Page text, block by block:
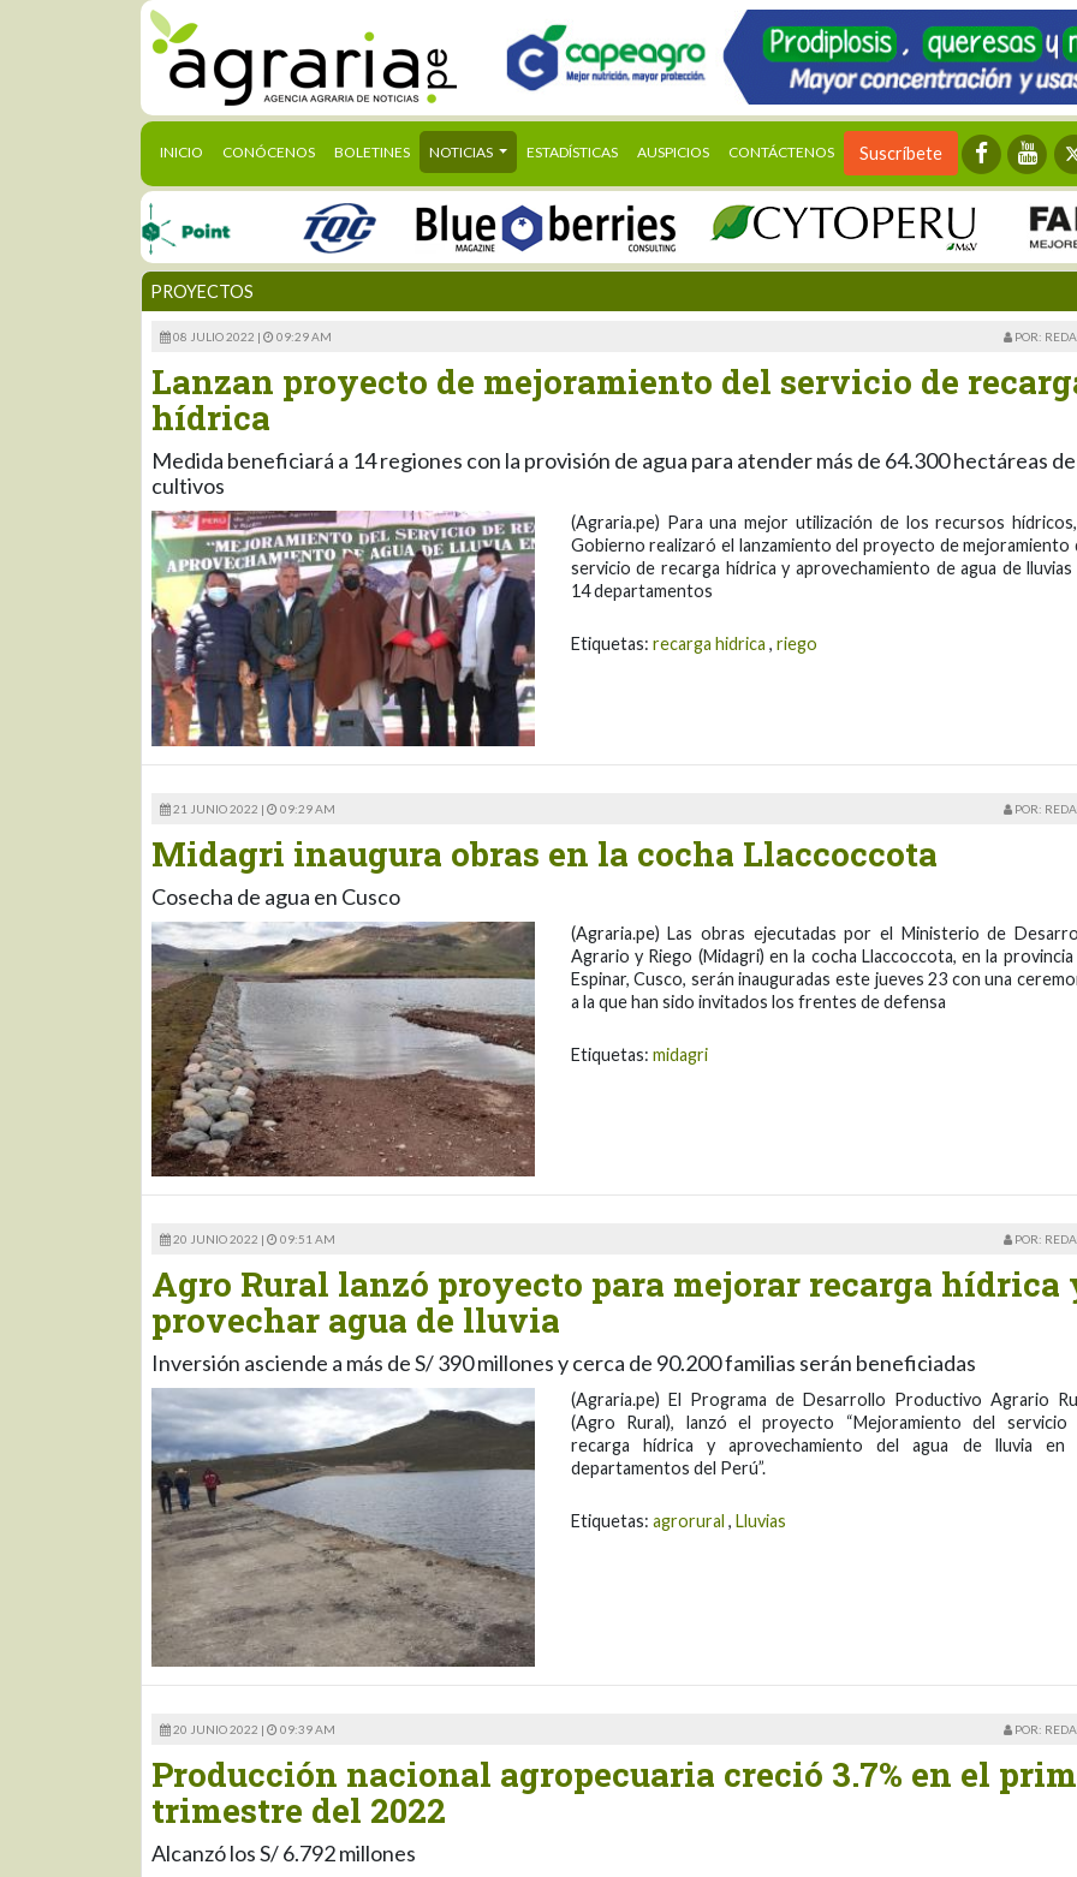
INICIO (CURRENT)
CONÓCENOS BOLETINES NOTICIAS ESTADÍSTICAS AUSPICIOS CONTÁCTENOS Suscríbete
PROYECTOS
08 JULIO 2022 | 09:29 AM POR:
Lanzan proyecto de mejoramiento del servicio de
hídrica
Medida beneficiará a 14 regiones con la provisión de agua para atender más de 64.300 hectáreas de
cultivos
(Agraria.pe) Para una mejor utilización de los recursos
Gobierno realizaró el lanzamiento del proyecto de mejoramiento
servicio de recarga hídrica y aprovechamiento de agua de lluvias
14 departamentos
Etiquetas: recarga hidrica , riego
21 JUNIO 2022 | 09:29 AM POR:
Midagri inaugura obras en la cocha Llaccoccota
Cosecha de agua en Cusco
(Agraria.pe) Las obras ejecutadas por el Ministerio de
Agrario y Riego (Midagri) en la cocha Llaccoccota, en la provincia
Espinar, Cusco, serán inauguradas este jueves 23 con una
a la que han sido invitados los frentes de defensa
Etiquetas: midagri
20 JUNIO 2022 | 09:51 AM POR:
Agro Rural lanzó proyecto para mejorar recarga hídrica
provechar agua de lluvia
Inversión asciende a más de S/ 390 millones y cerca de 90.200 familias serán beneficiadas
(Agraria.pe) El Programa de Desarrollo Productivo Agrario
(Agro Rural), lanzó el proyecto “Mejoramiento del servicio
recarga hídrica y aprovechamiento del agua de lluvia en
departamentos del Perú”.
Etiquetas: agrorural , Lluvias
20 JUNIO 2022 | 09:39 AM POR:
Producción nacional agropecuaria creció 3.7% en el
trimestre del 2022
Alcanzó los S/ 6.792 millones